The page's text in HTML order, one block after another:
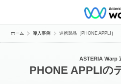
ホーム 導入事例 連携製品［PHONE APPLI］
ASTERIA Warp
PHONE APPLIの